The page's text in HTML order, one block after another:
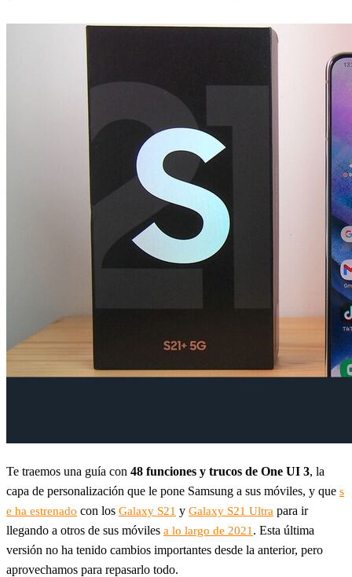
Te traemos una guía con 48 funciones y trucos de One UI 3, la
capa de personalización que le pone Samsung a sus móviles, y que s
e ha estrenado con los Galaxy S21 y Galaxy S21 Ultra para ir
llegando a otros de sus móviles a lo largo de 2021 . Esta última
versión no ha tenido cambios importantes desde la anterior, pero
aprovechamos para repasarlo todo.